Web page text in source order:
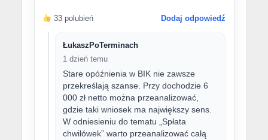
33 polubień Dodaj odpowiedź
ŁukaszPoTerminach
1 dzień temu
Stare opóźnienia w BIK nie zawsze
przekreślają szanse. Przy dochodzie 6
000 zł netto można przeanalizować,
gdzie taki wniosek ma największy sens.
W odniesieniu do tematu „Spłata
chwilówek” warto przeanalizować całą